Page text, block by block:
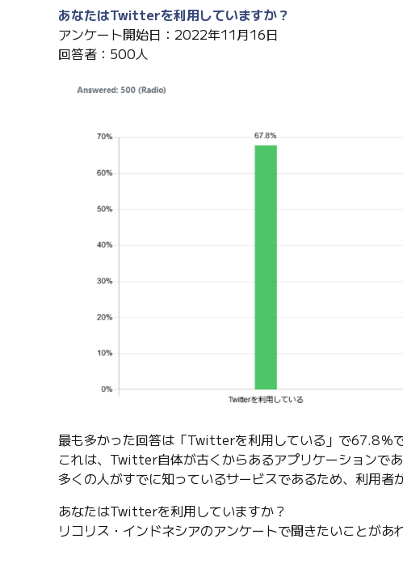
あなたはTwitterを利用していますか？
アンケート開始日：2022年11月16日
回答者：500人
最も多かった回答は「Twitterを利用している」で67.8％で
これは、Twitter自体が古くからあるアプリケーションであ
多くの人がすでに知っているサービスであるため、利用者
あなたはTwitterを利用していますか？
リコリス・インドネシアのアンケートで聞きたいことがあ